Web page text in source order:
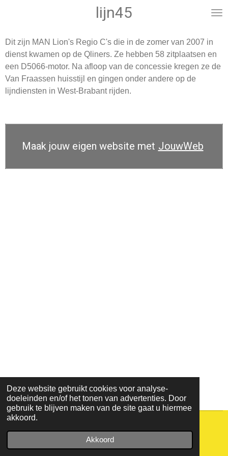
Deze website gebruikt cookies voor analyse-
doeleinden en/of het tonen van advertenties. Door
gebruik te blijven maken van de site gaat u hiermee
akkoord.
Akkoord
de
hoofdinhoud
lijn45
Dit zijn MAN Lion's Regio C's die in de zomer van 2007 in
dienst kwamen op de Qliners. Ze hebben 58 zitplaatsen en
een D5066-motor. Na afloop van de concessie kregen ze de
Van Fraassen huisstijl en gingen onder andere op de
lijndiensten in West-Brabant rijden.
Maak jouw eigen website met JouwWeb